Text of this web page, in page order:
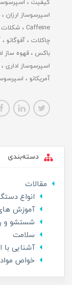
کیفیت
اسپرسوساز ارزان
Caffeine
شکلات
چاکلات
آفوگاتو
باکس
قهوه ساز
اسپرسوساز اداری
آمریکانو
دسته‌بندی
مقالات
انواع
آموزش
شستشو و
سلامت
آشنایی با
خواص